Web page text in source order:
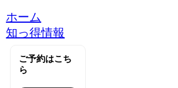
ホーム
知っ得情報
ご予約はこち
ら